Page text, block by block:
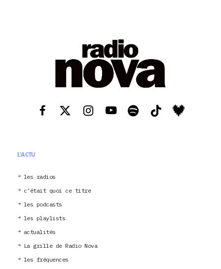
L'ACTU
les radios
c’était quoi ce titre
les podcasts
les playlists
actualités
La grille de Radio Nova
les fréquences